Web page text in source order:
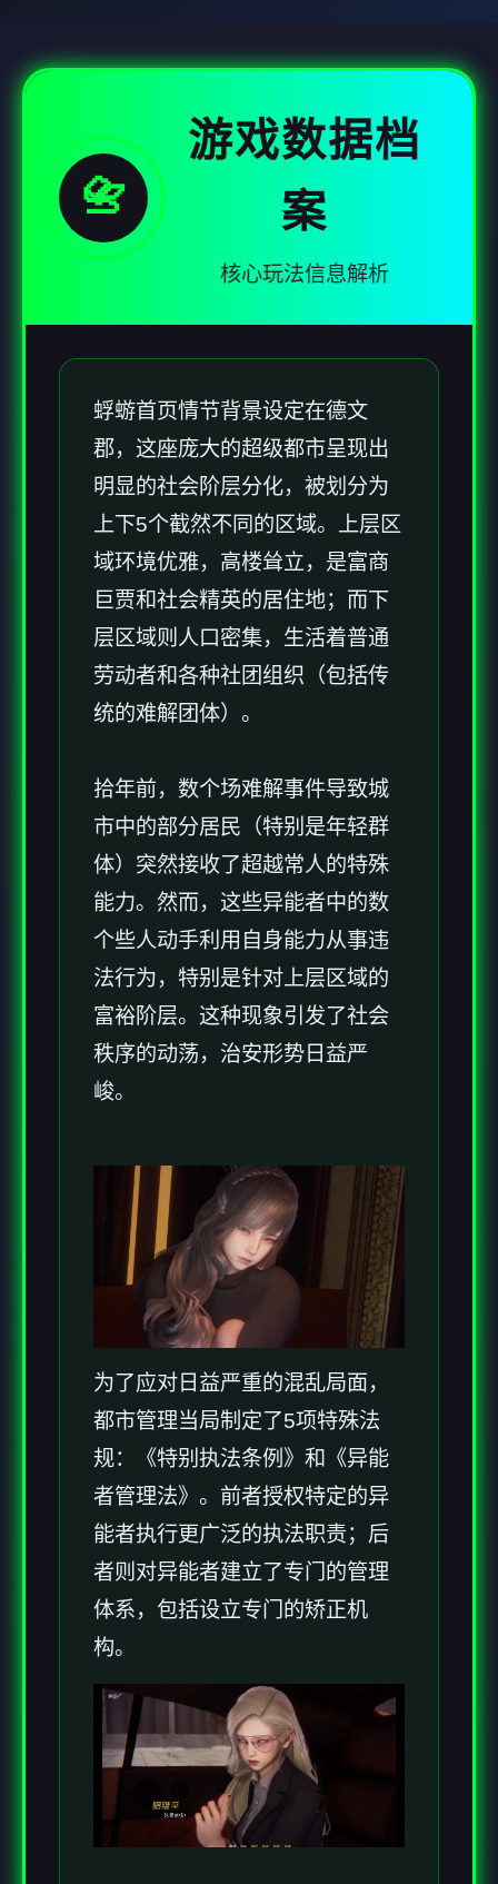
📇
游戏数据档
案
核心玩法信息解析
蜉蝣首页情节背景设定在德文
郡，这座庞大的超级都市呈现出
明显的社会阶层分化，被划分为
上下5个截然不同的区域。上层区
域环境优雅，高楼耸立，是富商
巨贾和社会精英的居住地；而下
层区域则人口密集，生活着普通
劳动者和各种社团组织（包括传
统的难解团体）。
拾年前，数个场难解事件导致城
市中的部分居民（特别是年轻群
体）突然接收了超越常人的特殊
能力。然而，这些异能者中的数
个些人动手利用自身能力从事违
法行为，特别是针对上层区域的
富裕阶层。这种现象引发了社会
秩序的动荡，治安形势日益严
峻。
为了应对日益严重的混乱局面，
都市管理当局制定了5项特殊法
规：《特别执法条例》和《异能
者管理法》。前者授权特定的异
能者执行更广泛的执法职责；后
者则对异能者建立了专门的管理
体系，包括设立专门的矫正机
构。